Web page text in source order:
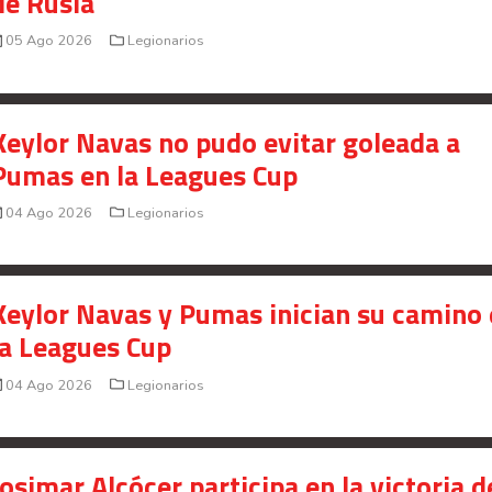
Your Add Here !!
05 Ago 2026 Legionarios
Navas no pudo evitar goleada a
en la Leagues Cup
04 Ago 2026 Legionarios
Navas y Pumas inician su camino
Leagues Cup
04 Ago 2026 Legionarios